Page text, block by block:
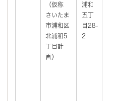
（仮称
さいたま
市浦和区
北浦和5
丁目計
画）
浦和
五丁
目28-
2